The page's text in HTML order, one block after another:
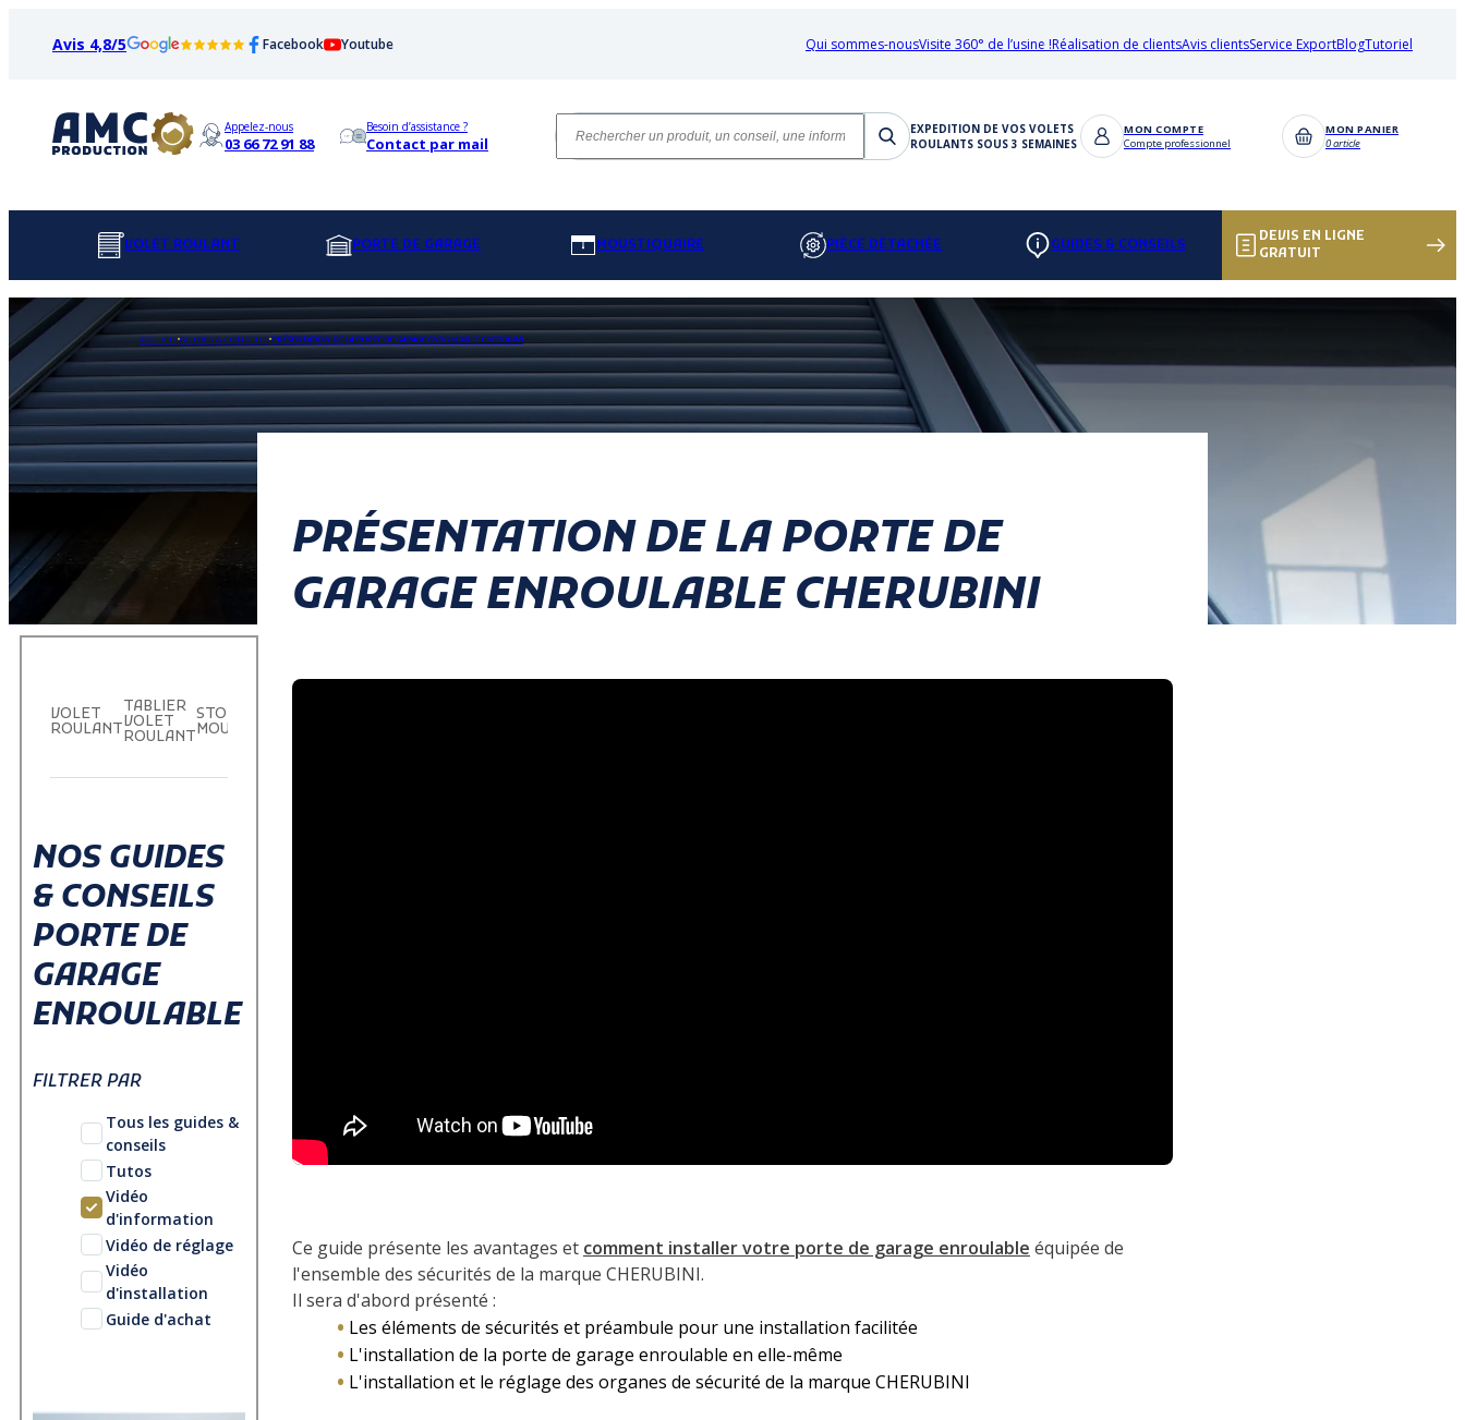
Avis 4,8/5 Facebook Youtube Qui sommes-nousVisite 360° de l’usine !Réalisation de clientsAvis clientsService ExportBlogTutoriel
Appelez-nous
03 66 72 91 88
Besoin d’assistance ?
Contact par mail
EXPEDITION DE VOS VOLETS
ROULANTS SOUS 3 SEMAINES
MON COMPTE
Compte professionnel
MON PANIER
0 article
VOLET ROULANT PORTE DE GARAGE MOUSTIQUAIRE PIÈCE DÉTACHÉE GUIDES & CONSEILS
DEVIS EN LIGNE
GRATUIT
ACCUEILGUIDES & CONSEILSPRÉSENTATION DE LA PORTE DE GARAGE ENROULABLE CHERUBINI
VOLET
ROULANT
TABLIER
VOLET
ROULANT
STORE
MOUSTIQUAIRE
NOS GUIDES
& CONSEILS
PORTE DE
GARAGE
ENROULABLE
FILTRER PAR
Tous les guides &
conseils
Tutos
Vidéo
d'information
Vidéo de réglage
Vidéo
d'installation
Guide d'achat
PRÉSENTATION DE LA PORTE DE
GARAGE ENROULABLE CHERUBINI
Ce guide présente les avantages et comment installer votre porte de garage enroulable équipée de
l'ensemble des sécurités de la marque CHERUBINI.
Il sera d'abord présenté :
Les éléments de sécurités et préambule pour une installation facilitée
L'installation de la porte de garage enroulable en elle-même
L'installation et le réglage des organes de sécurité de la marque CHERUBINI